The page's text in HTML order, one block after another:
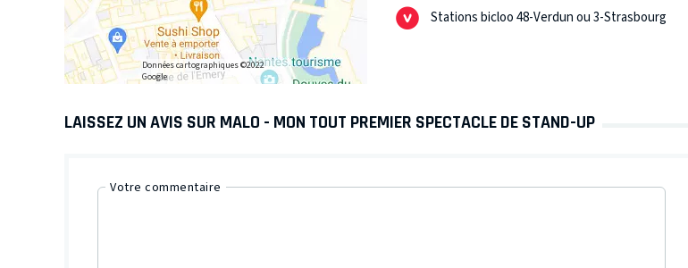
Données cartographiques ©2022
Google
Stations bicloo 48-Verdun ou 3-Strasbourg
LAISSEZ UN AVIS SUR MALO - MON TOUT PREMIER SPECTACLE DE STAND-UP
Votre commentaire